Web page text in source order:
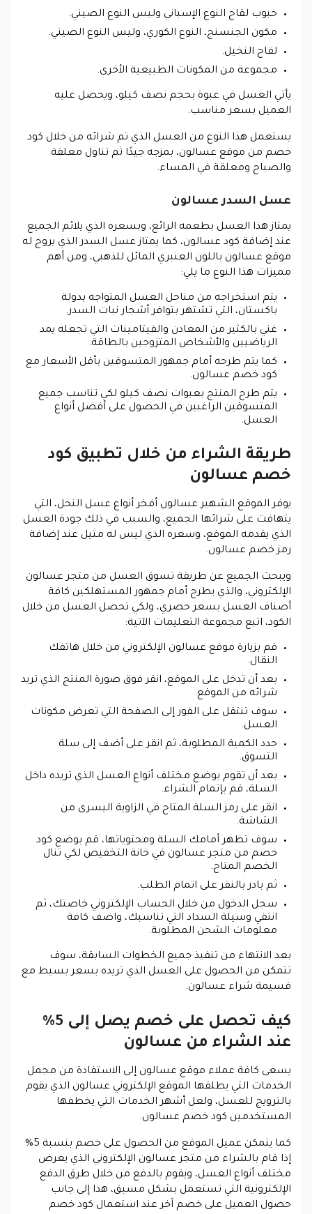
حبوب لقاح النوع الإسباني وليس النوع الصيني.
مكون الجنسنج، النوع الكوري، وليس النوع الصيني.
لقاح النخيل.
مجموعة من المكونات الطبيعية الأخرى.
يأتي العسل في عبوة بحجم نصف كيلو، ويحصل عليه
العميل بسعر مناسب.
يستعمل هذا النوع من العسل الذي تم شرائه من خلال كود
خصم من موقع عسالون، بمزجه جيدًا ثم تناول معلقة
والصباح ومعلقة في المساء.
عسل السدر عسالون
يمتاز هذا العسل بطعمه الرائع، وبسعره الذي يلائم الجميع
عند إضافة كود عسالون، كما يمتاز عسل السدر الذي يروج له
موقع عسالون باللون العنبري المائل للذهبي، ومن أهم
مميزات هذا النوع ما يلي:
يتم استخراجه من مناحل العسل المتواجه بدولة
باكستان، التي تشتهر بتوافر أشجار نبات السدر.
غني بالكثير من المعادن والفيتامينات التي تجعله يمد
الرياضيين والأشخاص المتزوجين بالطاقة.
كما يتم طرحه أمام جمهور المتسوقين بأقل الأسعار مع
كود خصم عسالون.
يتم طرح المنتج بعبوات نصف كيلو لكي تناسب جميع
المتسوقين الراغبين في الحصول على أفضل أنواع
العسل.
طريقة الشراء من خلال تطبيق كود
خصم عسالون
يوفر الموقع الشهير عسالون أفخر أنواع عسل النحل، التي
يتهافت على شرائها الجميع، والسبب في ذلك جودة العسل
الذي يقدمه الموقع، وسعره الذي ليس له مثيل عند إضافة
رمز خصم عسالون.
ويبحث الجميع عن طريقة تسوق العسل من متجر عسالون
الإلكتروني، والذي يطرح أمام جمهور المستهلكين كافة
أصناف العسل بسعر حصري، ولكي تحصل العسل من خلال
الكود، اتبع مجموعة التعليمات الآتية:
قم بزيارة موقع عسالون الإلكتروني من خلال هاتفك
النقال.
بعد أن تدخل على الموقع، انقر فوق صورة المنتج الذي تريد
شرائه من الموقع.
سوف تنتقل على الفور إلى الصفحة التي تعرض مكونات
العسل.
حدد الكمية المطلوبة، ثم انقر على أضف إلى سلة
التسوق.
بعد أن تقوم بوضع مختلف أنواع العسل الذي تريده داخل
السلة، قم بإتمام الشراء.
انقر على رمز السلة المتاح في الزاوية اليسرى من
الشاشة.
سوف تظهر أمامك السلة ومحتوياتها، قم بوضع كود
خصم من متجر عسالون في خانة التخفيض لكي تنال
الخصم المتاح.
ثم بادر بالنقر على اتمام الطلب.
سجل الدخول من خلال الحساب الإلكتروني خاصتك، ثم
انتقي وسيلة السداد التي تناسبك، واضف كافة
معلومات الشحن المطلوبة.
بعد الانتهاء من تنفيذ جميع الخطوات السابقة، سوف
تتمكن من الحصول على العسل الذي تريده بسعر بسيط مع
قسيمة شراء عسالون.
كيف تحصل على خصم يصل إلى 5%
عند الشراء من عسالون
يسعى كافة عملاء موقع عسالون إلى الاستفادة من مجمل
الخدمات التي يطلقها الموقع الإلكتروني عسالون الذي يقوم
بالترويج للعسل، ولعل أشهر الخدمات التي يخطفها
المستخدمين كود خصم عسالون.
كما يتمكن عميل الموقع من الحصول على خصم بنسبة 5%
إذا قام بالشراء من متجر عسالون الإلكتروني الذي يعرض
مختلف أنواع العسل، ويقوم بالدفع من خلال طرق الدفع
الإلكترونية التي تستعمل بشكل مسبق، هذا إلى جانب
حصول العميل على خصم آخر عند استعمال كود خصم